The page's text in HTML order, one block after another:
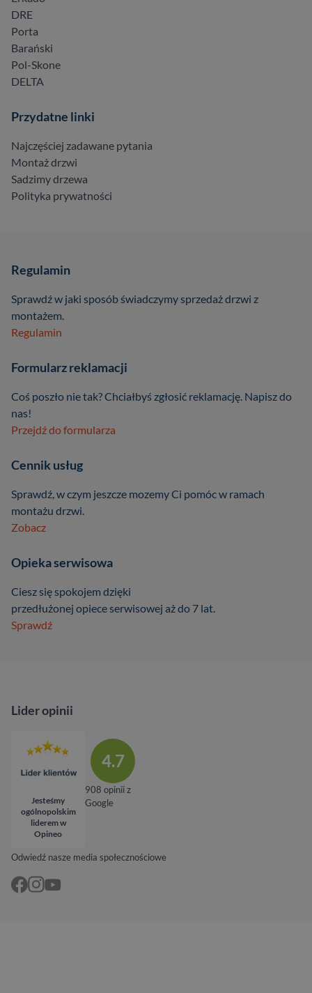
DRE
Porta
Barański
Pol-Skone
DELTA
Przydatne linki
Najczęściej zadawane pytania
Montaż drzwi
Sadzimy drzewa
Polityka prywatności
Regulamin
Sprawdź w jaki sposób świadczymy sprzedaż drzwi z
montażem.
Regulamin
Formularz reklamacji
Coś poszło nie tak? Chciałbyś zgłosić reklamację. Napisz do
nas!
Przejdź do formularza
Cennik usług
Sprawdź, w czym jeszcze mozemy Ci pomóc w ramach
montażu drzwi.
Zobacz
Opieka serwisowa
Ciesz się spokojem dzięki
przedłużonej opiece serwisowej aż do 7 lat.
Sprawdź
Odwiedź nasze media społecznościowe
Lider opinii
Jesteśmy
ogólnopolskim
liderem w
Opineo
4.7
908 opinii z
Google